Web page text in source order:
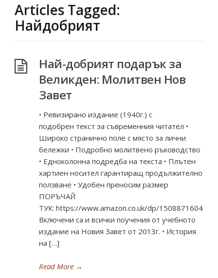
Articles Tagged:
Найдобрият
Най-добрият подарък за
Великден: Молитвен Нов
Завет
• Ревизирано издание (1940г.) с
подобрен текст за съвременния читател •
Широко странично поле с място за лични
бележки • Подробно молитвено ръководство
• Едноколонна подредба на текста • Плътен
хартиен носител гарантиращ продължително
ползване • Удобен преносим размер
ПОРЪЧАЙ
ТУК: https://www.amazon.co.uk/dp/1508871604
Включени са и всички поучения от учебното
издание на Новия Завет от 2013г. • История
на […]
Read More →